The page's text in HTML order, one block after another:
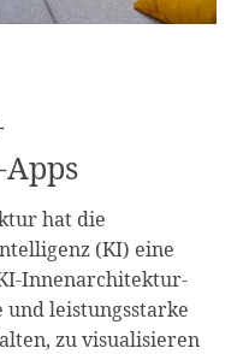
hat die
(KI) eine
Innenarchitektur-
leistungsstarke
zu visualisieren